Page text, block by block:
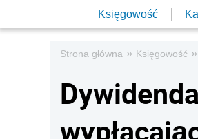
Księgowość
Strona główna » Księgowość »